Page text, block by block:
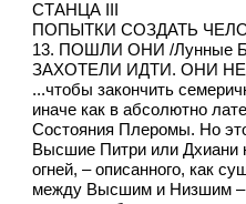
СТАНЦА III
ПОПЫТКИ СОЗДАТЬ
13. ПОШЛИ ОНИ /
ЗАХОТЕЛИ ИДТИ. ОНИ
...чтобы закончить
иначе как в абсолютно
Состояния Плеромы. Но
Высшие Питри или Дхиани
огней, – описанного, как
между Высшим и Низшим –